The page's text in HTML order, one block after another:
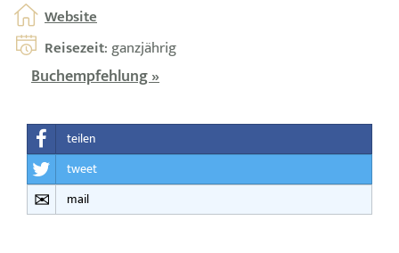
Website
Reisezeit: ganzjährig
Buchempfehlung »
teilen
tweet
mail